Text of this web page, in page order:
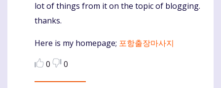
lot of things from it on the topic of blogging.
thanks.
Here is my homepage; 포항출장마사지
0
0